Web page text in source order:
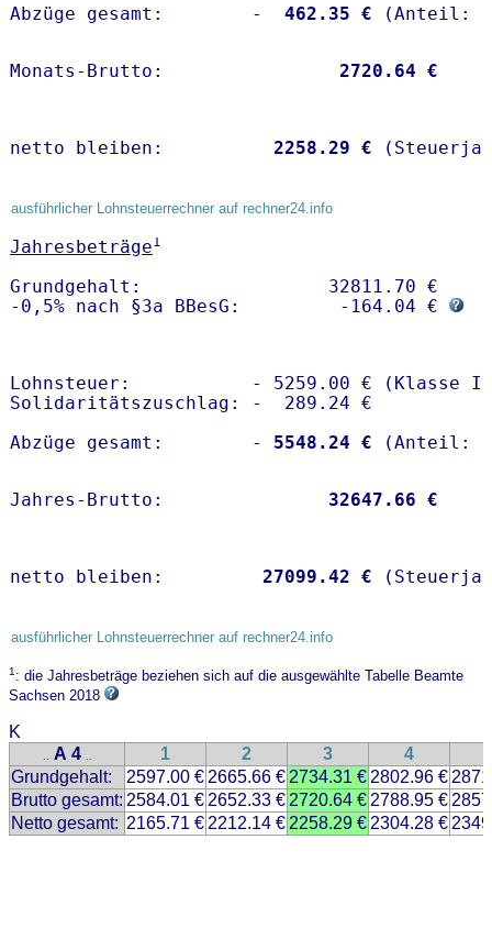
Abzüge gesamt:        -
  462.35 €
Monats-Brutto: 2720.64 €
netto bleiben: 2258.29 €
ausführlicher Lohnsteuerrechner auf rechner24.info
Jahresbeträge1
Grundgehalt:                 32811.70 €
-0,5% nach §3a BBesG:         -164.04 €
Lohnsteuer:           - 5259.00 € (Klasse I)
Solidaritätszuschlag: -  289.24 €
Abzüge gesamt:        -
5548.24 €
Jahres-Brutto: 32647.66 €
netto bleiben: 27099.42 €
ausführlicher Lohnsteuerrechner auf rechner24.info
1: die Jahresbeträge beziehen sich auf die ausgewählte Tabelle Beamte
Sachsen 2018
K
.. A 4 .. 1 2 3 4
Grundgehalt:
2597.00 € 2665.66 € 2734.31 € 2802.96 €
Brutto gesamt: 2584.01 € 2652.33 € 2720.64 € 2788.95 €
Netto gesamt: 2165.71 € 2212.14 € 2258.29 € 2304.28 €